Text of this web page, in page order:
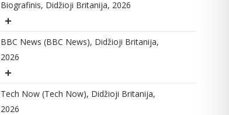
Biografinis, Didžioji Britanija, 2026
BBC News (BBC News), Didžioji Britanija,
2026
Tech Now (Tech Now), Didžioji Britanija,
2026